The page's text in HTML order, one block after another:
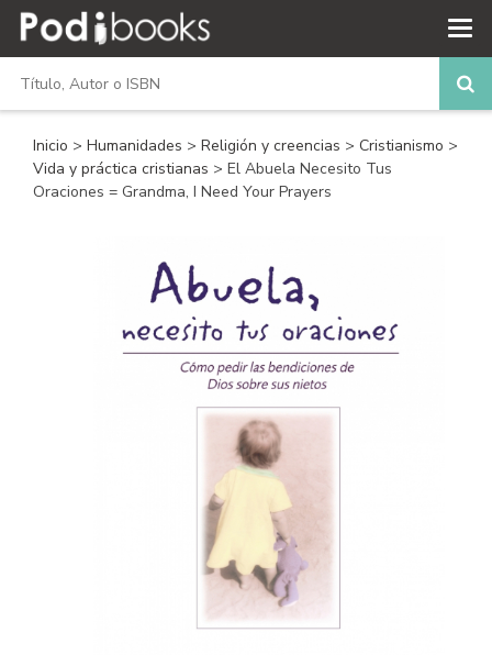
Inicio > Humanidades > Religión y creencias > Cristianismo >
Vida y práctica cristianas > El Abuela Necesito Tus
Oraciones = Grandma, I Need Your Prayers